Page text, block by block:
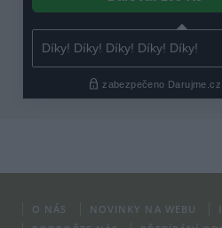
O NÁS NOVINKY NA WEBU